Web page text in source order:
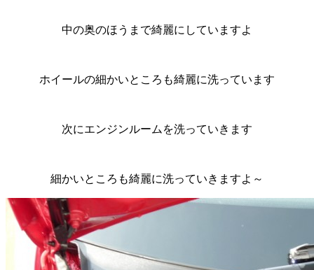
中の奥のほうまで綺麗にしていますよ
ホイールの細かいところも綺麗に洗っています
次にエンジンルームを洗っていきます
細かいところも綺麗に洗っていきますよ～